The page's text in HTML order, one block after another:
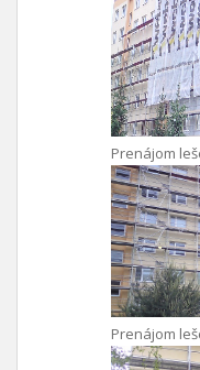
Prenájom
Prenájom